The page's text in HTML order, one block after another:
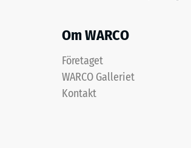
Om WARCO
Företaget
WARCO Galleriet
Kontakt